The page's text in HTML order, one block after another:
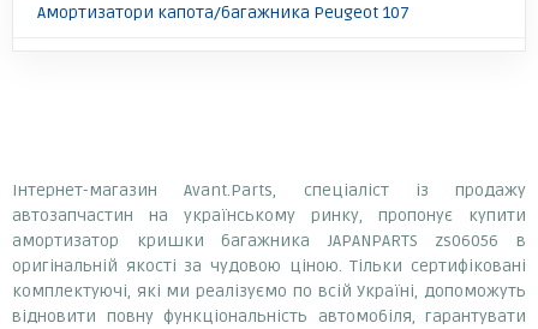
Амортизатори капота/багажника Peugeot 107
Інтернет-магазин Avant.Parts, спеціаліст із продажу
автозапчастин на українському ринку, пропонує купити
амортизатор кришки багажника JAPANPARTS zs06056 в
оригінальній якості за чудовою ціною. Тільки сертифіковані
комплектуючі, які ми реалізуємо по всій Україні, допоможуть
відновити повну функціональність автомобіля, гарантувати